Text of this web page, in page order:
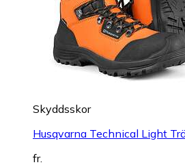
Skyddsskor
Husqvarna Technical Light
fr.